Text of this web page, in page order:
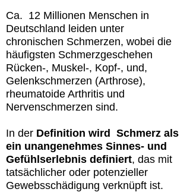
Ca. 12 Millionen Menschen in
Deutschland leiden unter
chronischen Schmerzen, wobei die
häufigsten Schmerzgeschehen
Rücken-, Muskel-, Kopf-, und,
Gelenkschmerzen (Arthrose),
rheumatoide Arthritis und
Nervenschmerzen sind.
In der Definition wird Schmerz als
ein unangenehmes Sinnes- und
Gefühlserlebnis definiert, das mit
tatsächlicher oder potenzieller
Gewebsschädigung verknüpft ist.